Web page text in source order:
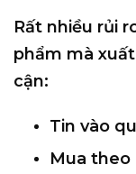
Rất nhiều rủi
phẩm mà
cận:
Tin vào
Mua theo